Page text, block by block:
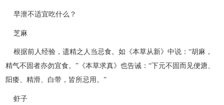
早泄不适宜吃什么？
芝麻
根据前人经验，遗精之人当忌食。如《本草从新》中说：“胡麻，
精气不固者亦勿宜食。”《本草求真》也告诫：“下元不固而见便溏、
阳痿、精滑、白带，皆所忌用。”
虾子